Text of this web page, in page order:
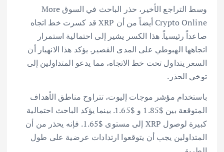
وسط التراجع الأخير، حذر الباحث في السوق More
Crypto Online أيضاً من أن XRP قد كسرت خط اتجاه
صاعداً رئيسياً. هذا الكسر يشير إلى احتمالية استمرار
اتجاهها الهبوطي على المدى القصير. يؤكد هذا الانهيار أن
السعر يتداول تحت خط الاتجاه، مما يدعو المتداولين إلى
توخي الحذر.
باستخدام مؤشر موجات إليوت، تتراوح مناطق الأهداف
المتوقعة بين $1.85 و $1.65. بينما يؤكد الباحث احتمالية
كبيرة لوصول XRP إلى مستوى $1.65. فإنه يحذر من أن
المتداولين يجب أن يتوقعوا ارتدادات عرضية على طول